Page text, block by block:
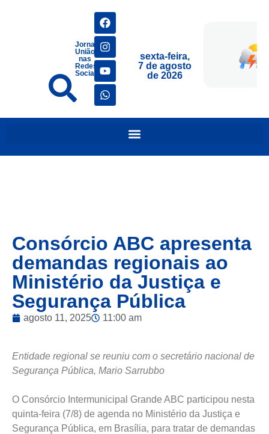
Jornais
União
nas
Redes
Sociais
sexta-feira,
7 de agosto
de 2026
Consórcio ABC apresenta
demandas regionais ao
Ministério da Justiça e
Segurança Pública
agosto 11, 2025 11:00 am
Entidade regional se reuniu com o secretário nacional de
Segurança Pública, Mario Sarrubbo
O Consórcio Intermunicipal Grande ABC participou nesta
quinta-feira (7/8) de agenda no Ministério da Justiça e
Segurança Pública, em Brasília, para tratar de demandas